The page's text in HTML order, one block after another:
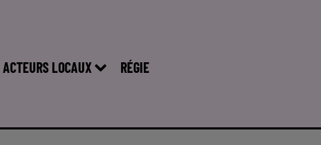
ACTEURS LOCAUX RÉGIE